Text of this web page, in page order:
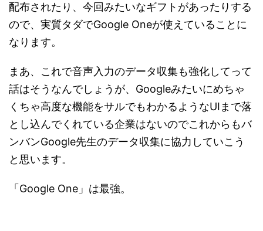
配布されたり、今回みたいなギフトがあったりする
ので、実質タダでGoogle Oneが使えていることに
なります。
まあ、これで音声入力のデータ収集も強化してって
話はそうなんでしょうが、Googleみたいにめちゃ
くちゃ高度な機能をサルでもわかるようなUIまで落
とし込んでくれている企業はないのでこれからもバ
ンバンGoogle先生のデータ収集に協力していこう
と思います。
「Google One」は最強。